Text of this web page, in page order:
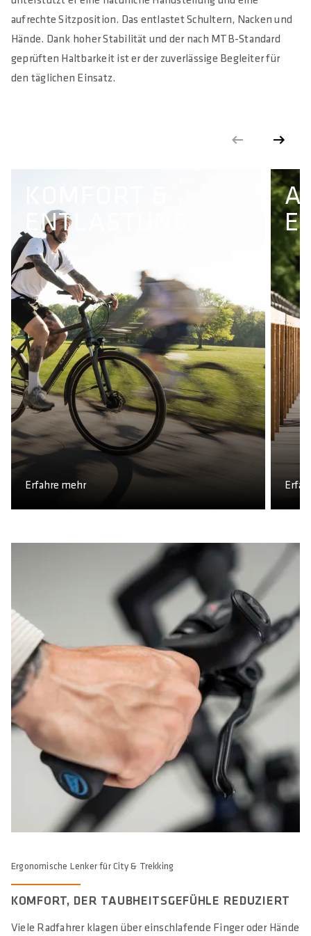
Min. 40 - Max. 58
MAXIMALES ANZUGSMOMENT IN NM
MAXIMAL ZULÄSSIGES SYSTEMGEWICHT IN KG
aufrechte Sitzposition. Das entlastet Schultern, Nacken und
Hände. Dank hoher Stabilität und der nach MTB-Standard
geprüften Haltbarkeit ist er der zuverlässige Begleiter für
den täglichen Einsatz.
ENTLASTUNG
Erfahre mehr
Ergonomische Lenker für City & Trekking
KOMFORT, DER TAUBHEITSGEFÜHLE REDUZIERT
Viele Radfahrer klagen über einschlafende Finger oder Hände